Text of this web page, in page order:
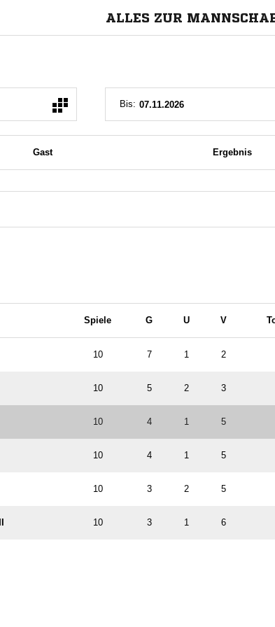
ALLES ZUR
Bis:
Gast Ergebnis
Spiele G U V
10 7 1 2
10 5 2 3
10 4 1 5
10 4 1 5
10 3 2 5
10 3 1 6